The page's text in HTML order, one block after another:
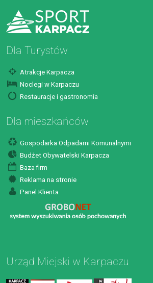
Dla Turystów
Atrakcje Karpacza
Noclegi w Karpaczu
Restauracje i gastronomia
Dla mieszkańców
Gospodarka Odpadami Komunalnymi
Budżet Obywatelski Karpacza
Baza firm
Reklama na stronie
Panel Klienta
Urząd Miejski w Karpaczu